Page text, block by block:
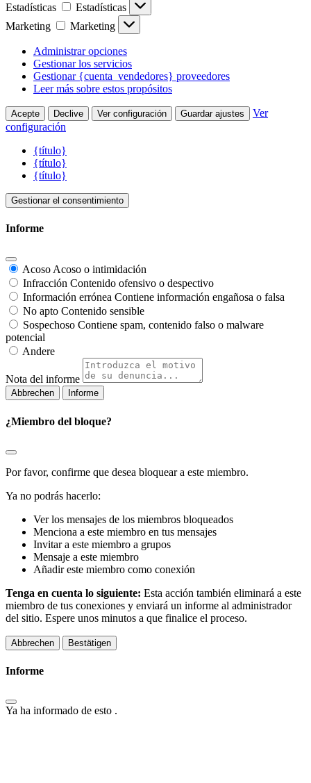
Estadísticas
Estadísticas
Marketing
Marketing
Administrar opciones
Gestionar los servicios
Gestionar {cuenta_vendedores} proveedores
Leer más sobre estos propósitos
Acepte Declive Ver configuración Guardar ajustes
Ver
configuración
{título}
{título}
{título}
Gestionar el consentimiento
Informe
Acoso Acoso o intimidación
Infracción Contenido ofensivo o despectivo
Información errónea Contiene información engañosa o falsa
No apto Contenido sensible
Sospechoso Contiene spam, contenido falso o malware
potencial
Andere
Nota del informe
Informe
¿Miembro del bloque?
Por favor, confirme que desea bloquear a este miembro.
Ya no podrás hacerlo:
Ver los mensajes de los miembros bloqueados
Menciona a este miembro en tus mensajes
Invitar a este miembro a grupos
Mensaje a este miembro
Añadir este miembro como conexión
Tenga en cuenta lo siguiente: Esta acción también eliminará a este
miembro de tus conexiones y enviará un informe al administrador
del sitio. Espere unos minutos a que finalice el proceso.
Bestätigen
Informe
Ya ha informado de esto .